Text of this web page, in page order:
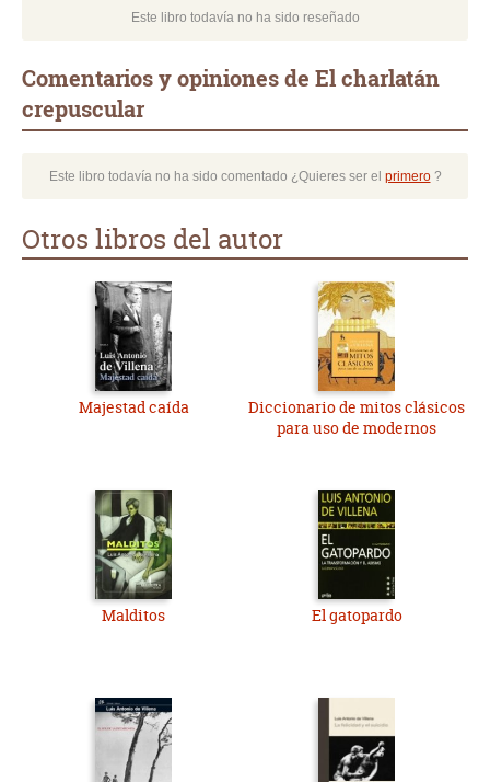
Este libro todavía no ha sido reseñado
Comentarios y opiniones de El charlatán
crepuscular
Este libro todavía no ha sido comentado ¿Quieres ser el primero?
Otros libros del autor
Majestad caída
Diccionario de mitos clásicos
para uso de modernos
Malditos El gatopardo